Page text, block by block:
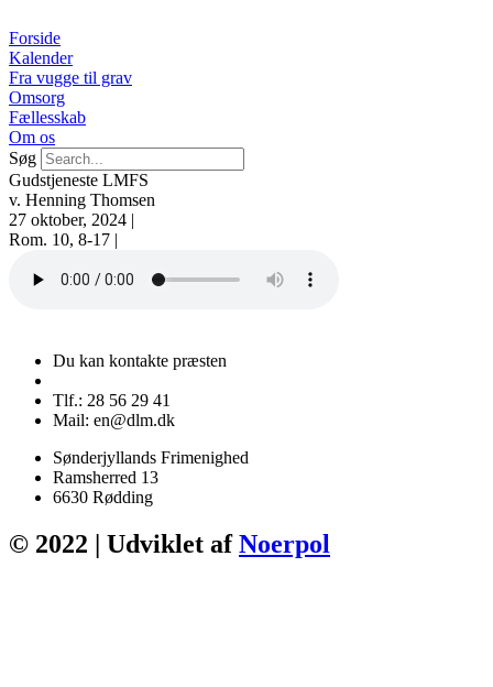
til
indhold
Forside
Kalender
Fra vugge til grav
Omsorg
Fællesskab
Om os
Søg
Gudstjeneste LMFS
v. Henning Thomsen
27 oktober, 2024 |
Rom. 10, 8-17 |
Du kan kontakte præsten
Tlf.: 28 56 29 41
Mail: en@dlm.dk
Sønderjyllands Frimenighed
Ramsherred 13
6630 Rødding
© 2022 | Udviklet afNoerpol